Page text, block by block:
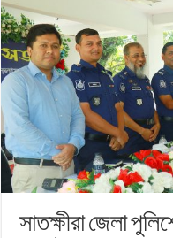
সাতক্ষীরা জেলা